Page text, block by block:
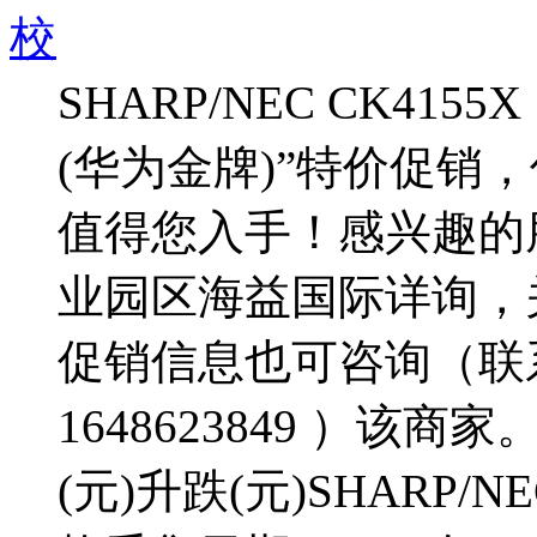
校
SHARP/NEC
(华为金牌)”特价促销
值得您入手！感兴趣
业园区海益国际详询
促销信息也可咨询（联
1648623849 ）该商家
(元)升跌(元)SHARP/